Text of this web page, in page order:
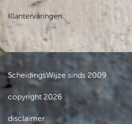
Klantervaringen
ScheidingsWijze sinds 2009
copyright 2026
disclaimer